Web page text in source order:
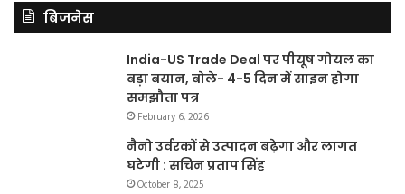
बिजनेस
India-US Trade Deal पर पीयूष गोयल का
बड़ा बयान, बोले- 4-5 दिन में साइन होगा
समझौता पत्र
February 6, 2026
नैनो उर्वरकों से उत्पादन बढ़ेगा और लागत
घटेगी : सचिन प्रताप सिंह
October 8, 2025